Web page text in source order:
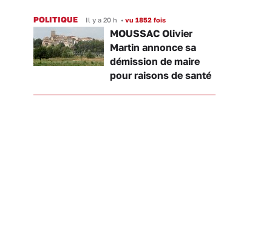
POLITIQUE Il y a 20 h • vu 1852 fois
MOUSSAC Olivier
Martin annonce sa
démission de maire
pour raisons de santé